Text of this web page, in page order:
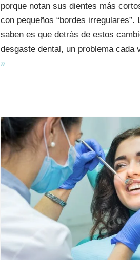
porque notan sus dientes más
con pequeños “bordes irregulares”.
saben es que detrás de estos
desgaste dental, un problema cada
»